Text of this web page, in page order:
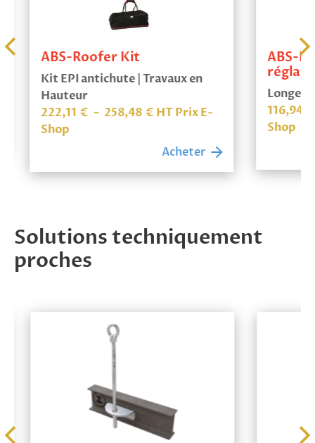
ABS-Roofer Kit
Kit EPI antichute | Travaux en
Hauteur
222,11€– 258,48€Plage
prix :
à
HT Prix E-
Shop
Acheter
ABS-
Longe
116,94
Shop
Solutions techniquement
proches